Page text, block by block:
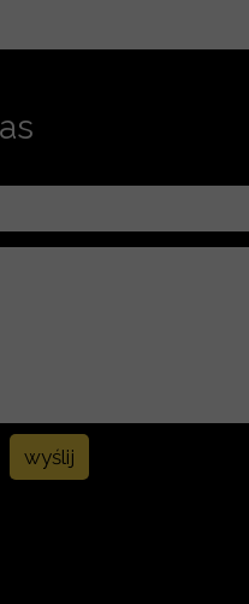
wyślij